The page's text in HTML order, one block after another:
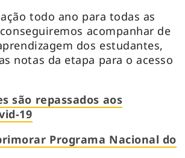
todo ano para todas as
acompanhar de
dos estudantes,
notas da etapa para o acesso
são repassados aos
19
Programa Nacional do